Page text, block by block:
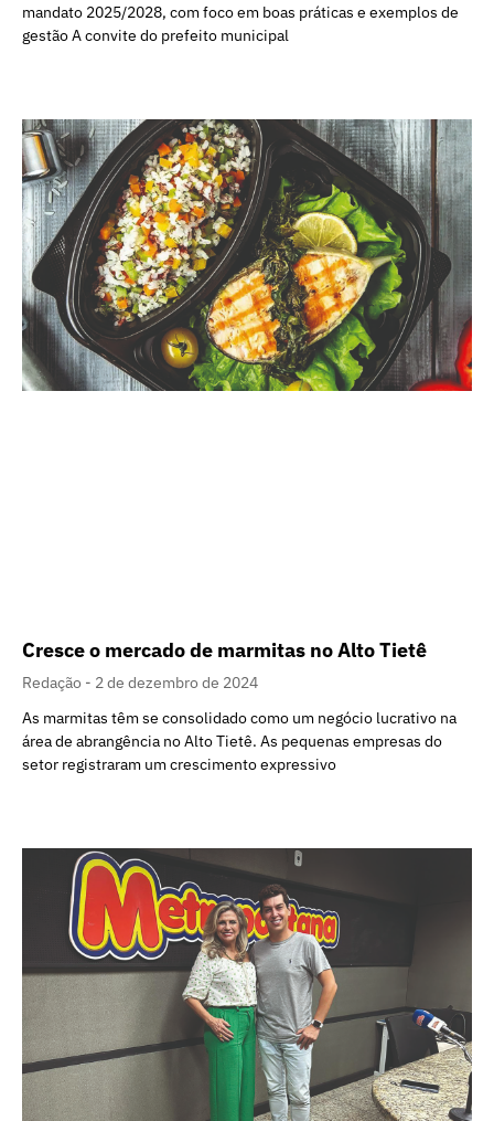
mandato 2025/2028, com foco em boas práticas e exemplos de
gestão A convite do prefeito municipal
Cresce o mercado de marmitas no Alto Tietê
Redação
2 de dezembro de 2024
As marmitas têm se consolidado como um negócio lucrativo na
área de abrangência no Alto Tietê. As pequenas empresas do
setor registraram um crescimento expressivo